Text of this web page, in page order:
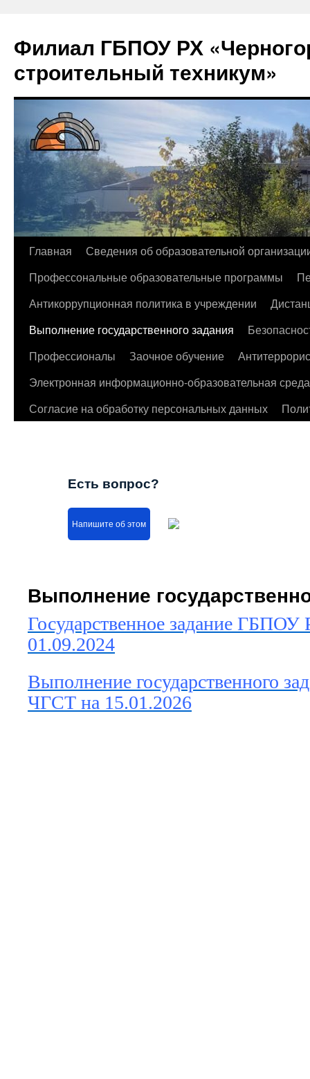
Филиал ГБПОУ РХ
строительный техникум»
Перейти
содержимому
Главная
Сведения об образовательной
Профессональные образовательные программы
Антикоррупционная политика в учреждении
Выполнение государственного задания
Профессионалы
Заочное обучение
Электронная информационно-образовательная среда
Согласие на обработку персональных данных
Есть вопрос?
Напишите об этом
Выполнение
Государственное задание
01.09.2024
Выполнение государственного
ЧГСТ на 15.01.2026